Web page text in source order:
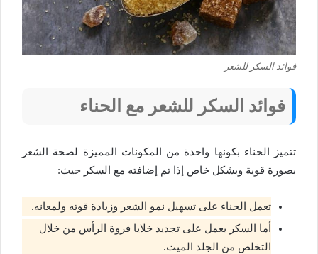
فوائد السكر للشعر
فوائد السكر للشعر مع الحناء
تتميز الحناء بكونها واحدة من المكونات المميزة لصحة الشعر
بصورة قوية وبشكل خاص إذا تم إضافته مع السكر حيث:
تعمل الحناء على تسهيل نمو الشعر وزيادة قوته ولمعانه.
أما السكر يعمل على تجديد خلايا فروة الرأس من خلال
التخلص من الجلد الميت.